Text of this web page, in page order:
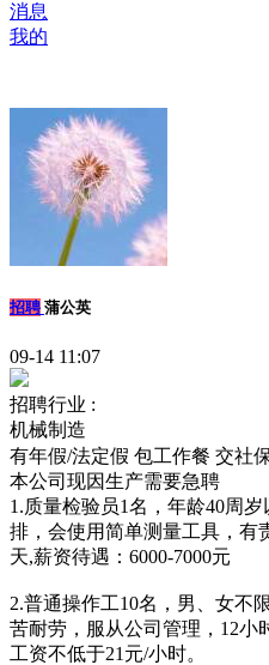
消息
我的
招聘 蒲公英
09-14 11:07
招聘行业 :
机械制造
有年假/法定假 包工作餐 交社
本公司现因生产需要急聘
1.质量检验员1名，年龄40周
排，会使用简单测量工具，有
天,薪资待遇：6000-7000元
2.普通操作工10名，男、女不
苦耐劳，服从公司管理，12小
工资不低于21元/小时。